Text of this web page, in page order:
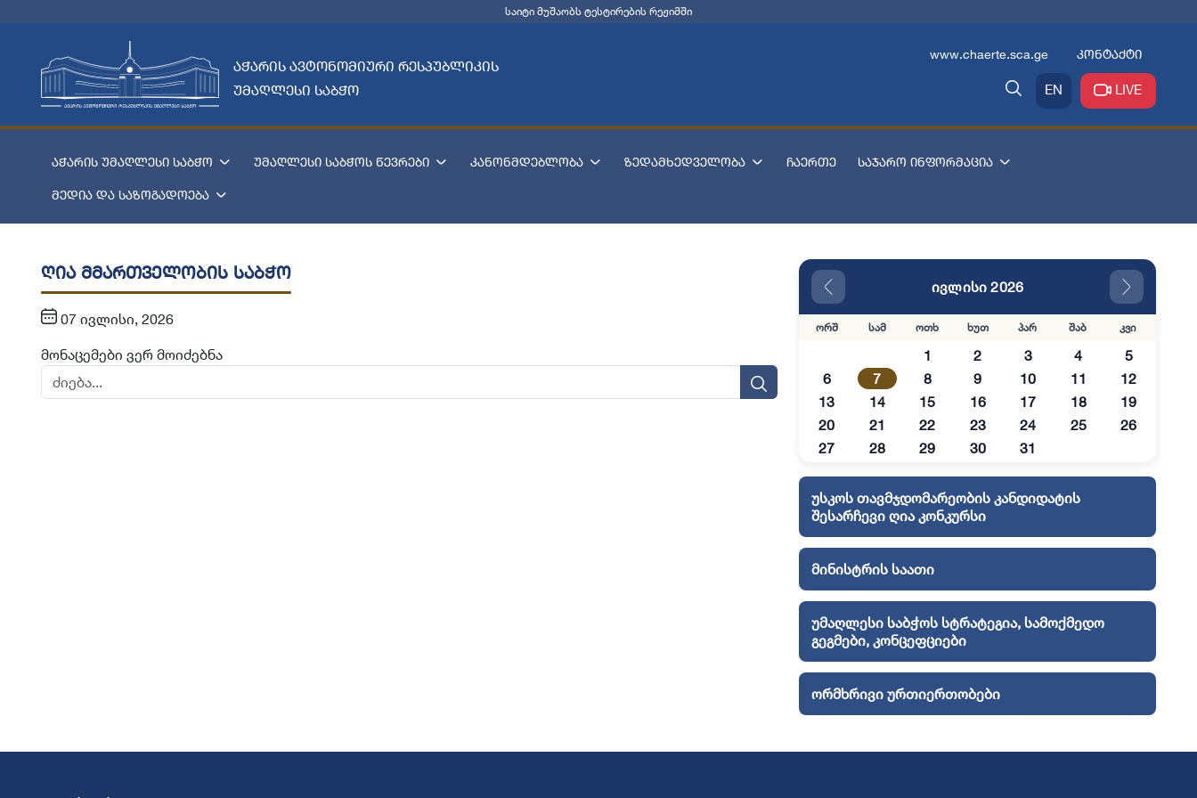
საიტი მუშაობს ტესტირების რეჟიმში
აჭარის ავტონომიური რესპუბლიკის
უმაღლესი საბჭო
www.chaerte.sca.ge კონტაქტი
EN LIVE
აჭარის უმაღლესი საბჭო უმაღლესი საბჭოს წევრები კანონმდებლობა ზედამხედველობა ჩაერთე საჯარო ინფორმაცია
მედია და საზოგადოება
ღია მმართველობის საბჭო
07 ივლისი, 2026
მონაცემები ვერ მოიძებნა
ივლისი 2026
ორშ სამ ოთხ ხუთ პარ შაბ კვი
1 2 3 4
5
6
7 8 9 10 11
12
13
14 15 16 17 18
19
20
21 22 23 24 25
26
27
28 29 30 31
უსკოს თავმჯდომარეობის კანდიდატის
შესარჩევი ღია კონკურსი
მინისტრის საათი
უმაღლესი საბჭოს სტრატეგია, სამოქმედო
გეგმები, კონცეფციები
ორმხრივი ურთიერთობები